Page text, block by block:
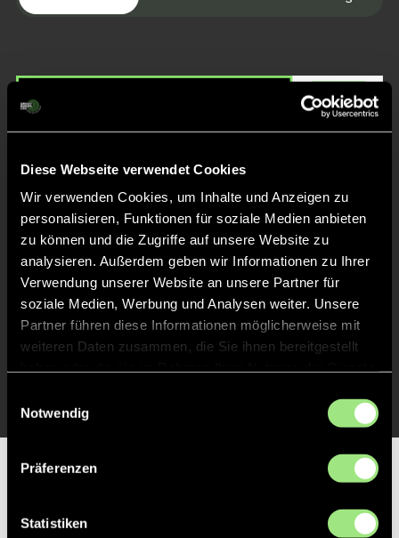
Diese Webseite verwendet Cookies
Wir verwenden Cookies, um Inhalte und Anzeigen zu
personalisieren, Funktionen für soziale Medien anbieten
zu können und die Zugriffe auf unsere Website zu
analysieren. Außerdem geben wir Informationen zu Ihrer
Verwendung unserer Website an unsere Partner für
soziale Medien, Werbung und Analysen weiter. Unsere
Partner führen diese Informationen möglicherweise mit
weiteren Daten zusammen, die Sie ihnen bereitgestellt
Notwendig
Präferenzen
Statistiken
Liveticker
30'
Abpfiff
Spiel beendet
35' TOR 0:2, FELDTOR
25' TOR 0:1, FELDTOR
Partner